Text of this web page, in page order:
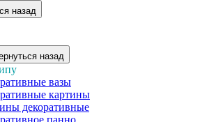
назад
назад
вазы
картины
декоративные
панно